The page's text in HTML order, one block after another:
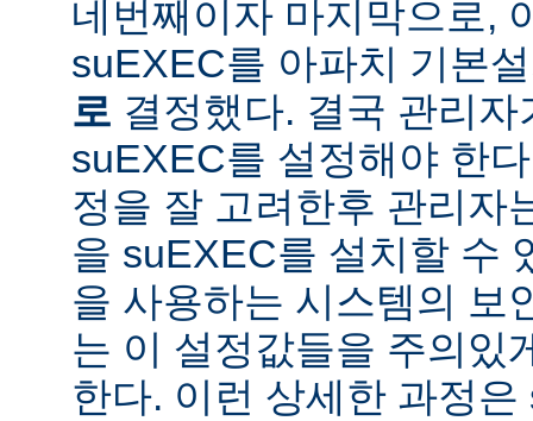
네번째이자 마지막으로,
suEXEC를 아파치 기본
로 결정했다. 결국 관리
suEXEC를 설정해야 한
정을 잘 고려한후 관리자
을 suEXEC를 설치할 수
을 사용하는 시스템의 보
는 이 설정값들을 주의있
한다. 이런 상세한 과정